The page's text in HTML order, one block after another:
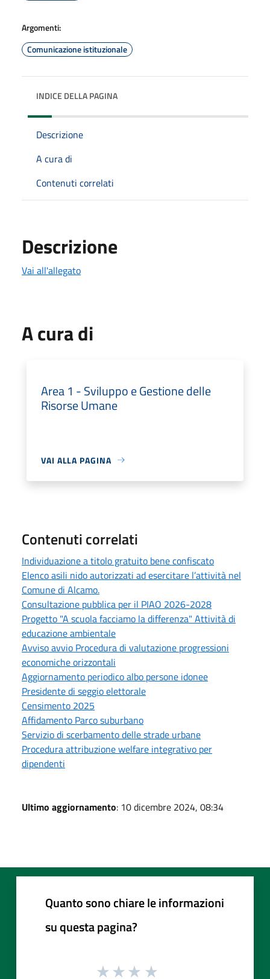
Argomenti:
Comunicazione istituzionale
INDICE DELLA PAGINA
Descrizione
A cura di
Contenuti correlati
Descrizione
Vai all'allegato
A cura di
Area 1 - Sviluppo e Gestione delle
Risorse Umane
VAI ALLA PAGINA
Contenuti correlati
Individuazione a titolo gratuito bene confiscato
Elenco asili nido autorizzati ad esercitare l’attività nel
Comune di Alcamo.
Consultazione pubblica per il PIAO 2026-2028
Progetto "A scuola facciamo la differenza" Attività di
educazione ambientale
Avviso avvio Procedura di valutazione progressioni
economiche orizzontali
Aggiornamento periodico albo persone idonee
Presidente di seggio elettorale
Censimento 2025
Affidamento Parco suburbano
Servizio di scerbamento delle strade urbane
Procedura attribuzione welfare integrativo per
dipendenti
Ultimo aggiornamento: 10 dicembre 2024, 08:34
Quanto sono chiare le informazioni
su questa pagina?